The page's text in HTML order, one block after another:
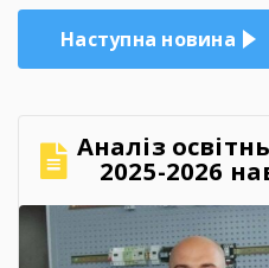
Наступна новина
Аналіз
2025-2026